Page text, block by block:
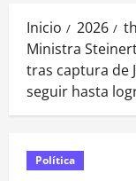
Inicio 2026 th
Ministra
tras captura de
seguir hasta
Política